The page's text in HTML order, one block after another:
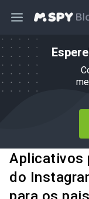
Aplicativos
do